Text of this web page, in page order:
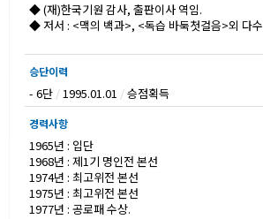
◆ (재)한국기원 감사, 출판이사 역임.
◆ 저서 : <맥의 백과>, <독습 바둑첫걸음>외 다수
승단이력
- 6단 /1995.01.01 /승점획득
경력사항
1965년 : 입단
1968년 : 제1기 명인전 본선
1974년 : 최고위전 본선
1975년 : 최고위전 본선
1977년 : 공로패 수상.